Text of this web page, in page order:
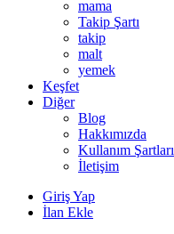
mama
Takip Şartı
takip
malt
yemek
Keşfet
Diğer
Blog
Hakkımızda
Kullanım Şartları
İletişim
Giriş Yap
İlan Ekle